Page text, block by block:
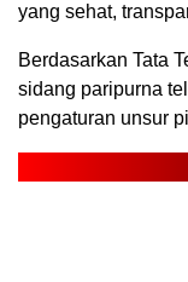
yang sehat,
Berdasarkan Tata
sidang paripurna
pengaturan unsur